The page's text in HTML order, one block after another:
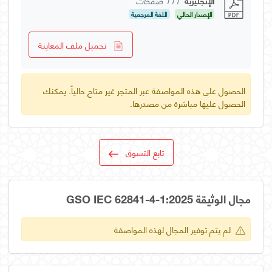
الإصدار الحالي اللغة المرجعية
تحميل ملف المعاينة
الحصول على هذه المواصفة عبر المتجر غير متاح حالياً. يمكنك
الحصول عليها مباشرة من مصدرها.
تابع التسوق
مجال الوثيقة GSO IEC 62841-4-1:2025
لم يتم توفير المجال لهذه المواصفة